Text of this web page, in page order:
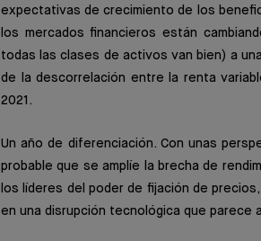
expectativas de crecimiento de los
los mercados financieros están
todas las clases de activos van bien) a
de la descorrelación entre la renta
2021.
Un año de diferenciación. Con unas
probable que se amplíe la brecha de
los líderes del poder de fijación de
en una disrupción tecnológica que parece